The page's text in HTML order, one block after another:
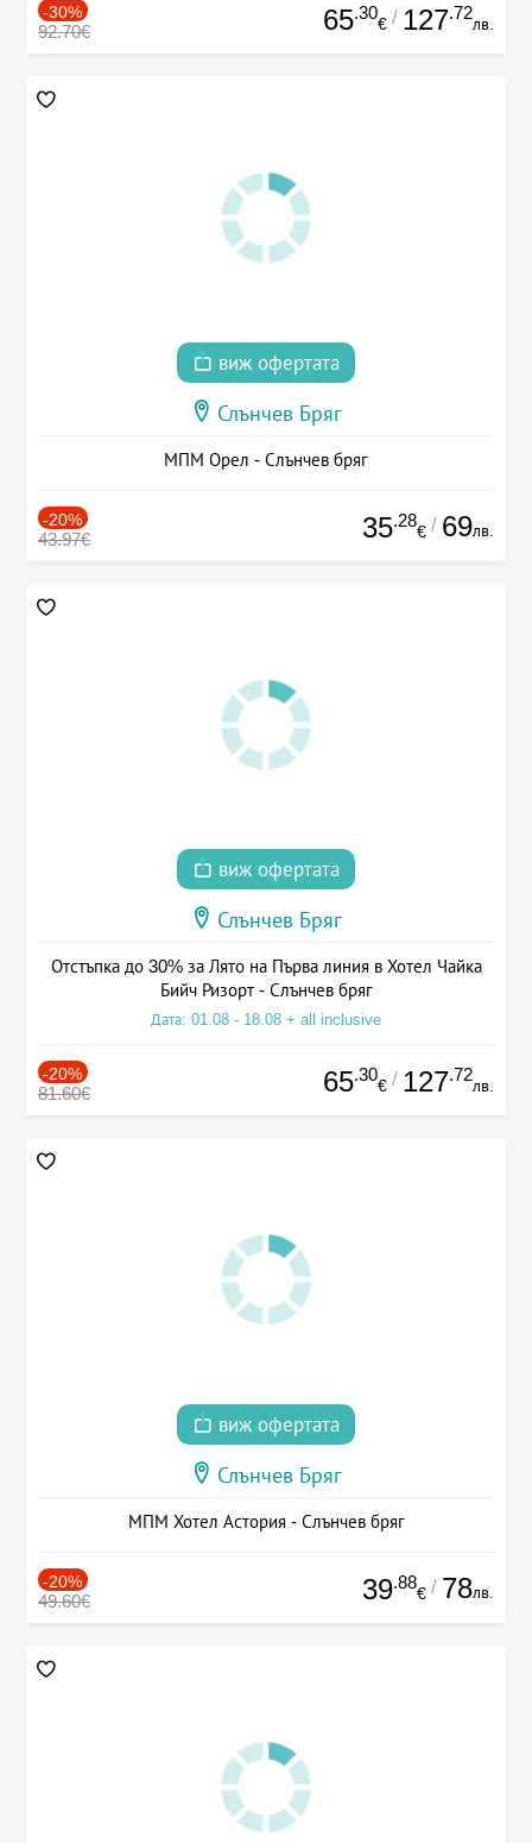
-30%
92.70€ 65.30
€ / 127.72
лв.
виж офертата
Слънчев Бряг
МПМ Орел - Слънчев бряг
-20%
43.97€ 35.28
€ / 69лв.
виж офертата
Слънчев Бряг
Отстъпка до 30% за Лято на Първа линия в Хотел Чайка
Бийч Ризорт - Слънчев бряг
Дата: 01.08 - 18.08 + all inclusive
-20%
81.60€ 65.30
€ / 127.72
лв.
виж офертата
Слънчев Бряг
МПМ Хотел Астория - Слънчев бряг
-20%
49.60€ 39.88
€ / 78лв.